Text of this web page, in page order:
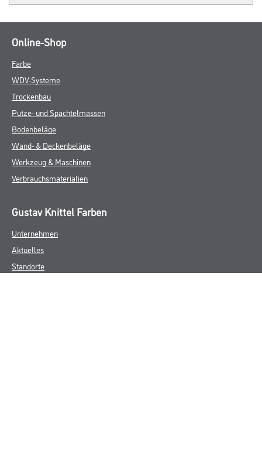
Online-Shop
Farbe
WDV-Systeme
Trockenbau
Putze- und Spachtelmassen
Bodenbeläge
Wand- & Deckenbeläge
Werkzeug & Maschinen
Verbrauchsmaterialien
Gustav Knittel Farben
Unternehmen
Aktuelles
Standorte